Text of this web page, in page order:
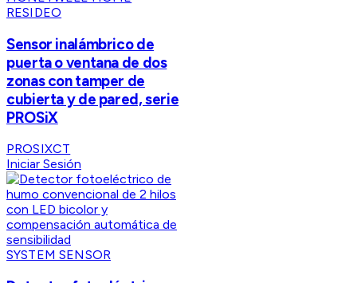
RESIDEO
Sensor inalámbrico de
puerta o ventana de dos
zonas con tamper de
cubierta y de pared, serie
PROSiX
PROSIXCT
Iniciar Sesión
SYSTEM SENSOR